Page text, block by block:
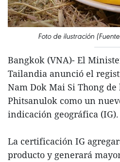
Foto de ilustración
Bangkok (VNA)- El
Tailandia anunció el
Nam Dok Mai Si Thong
Phitsanulok como un
indicación geográfica (IG).
La certificación IG
producto y generará